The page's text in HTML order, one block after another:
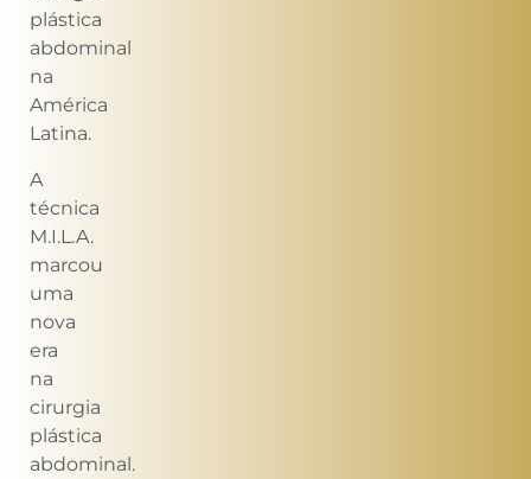
plástica
abdominal
na
América
Latina.
A
técnica
M.I.L.A.
marcou
uma
nova
era
na
cirurgia
plástica
abdominal.